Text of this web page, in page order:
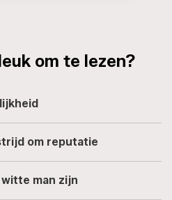
om te lezen?
om reputatie
man zijn